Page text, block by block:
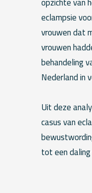
eclampsie
vrouwen dat
vrouwen
behandeling
Nederland in
Uit deze
casus van
tot een